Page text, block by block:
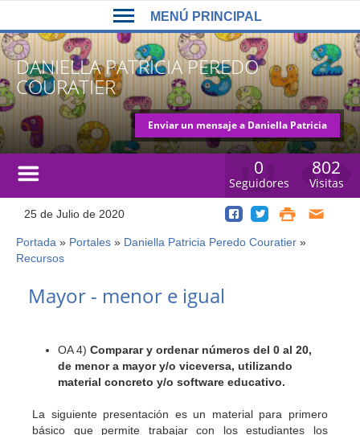
navigation
DANIELLA PATRICIA PEREDO
COURATIER
Enviar un mensaje a Daniella Patricia
Peredo Couratier
802
Visitas
0
Seguidores
25 de Julio de 2020
Usted
aquí
Portada » Portales » Daniella Patricia Peredo Couratier »
Recursos
Mayor - menor e igual
OA 4) Comparar y ordenar números del 0 al 20,
de menor a mayor y/o viceversa, utilizando
material concreto y/o software educativo.
La siguiente presentación es un material para primero
básico que permite trabajar con los estudiantes los
top
MENÚ PRINCIPAL
MENÚ
PRINCIPAL